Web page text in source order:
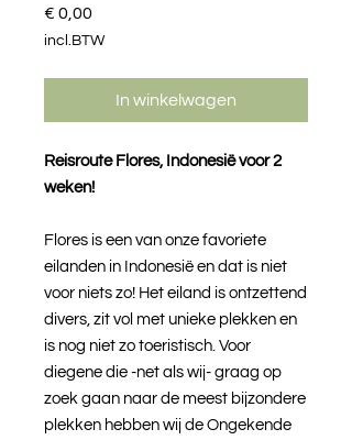
€ 0,00
incl.BTW
In winkelwagen
Reisroute Flores, Indonesië voor 2
weken!
Flores is een van onze favoriete
eilanden in Indonesië en dat is niet
voor niets zo! Het eiland is ontzettend
divers, zit vol met unieke plekken en
is nog niet zo toeristisch. Voor
diegene die -net als wij- graag op
zoek gaan naar de meest bijzondere
plekken hebben wij de Ongekende